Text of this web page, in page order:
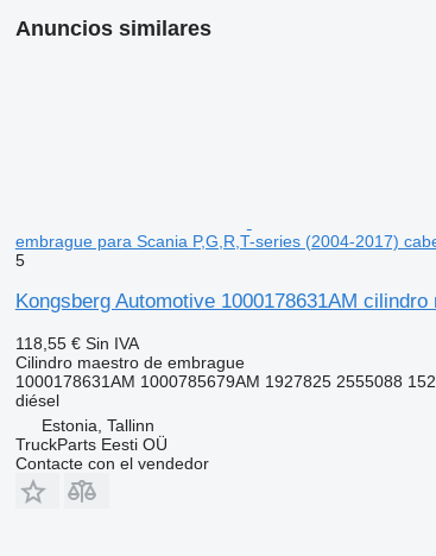
Anuncios similares
embrague para Scania P,G,R,T-series (2004-2017)
5
Kongsberg Automotive 1000178631AM
118,55 € Sin IVA
Cilindro maestro de embrague
1000178631AM 1000785679AM 1927825 2555088
diésel
Estonia, Tallinn
TruckParts Eesti OÜ
Contacte con el vendedor